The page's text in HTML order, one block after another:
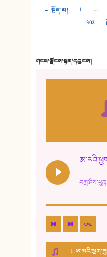
← སྔོན་མ། 1 …
302
གངས་ལྗོངས་སྙན་དབྱངས།
1.